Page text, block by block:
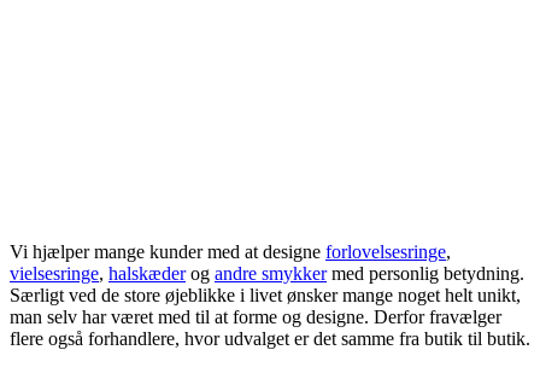
Vi hjælper mange kunder med at designe forlovelsesringe,
vielsesringe, halskæderog andre smykkermed personlig betydning.
Særligt ved de store øjeblikke i livet ønsker mange noget helt unikt,
man selv har været med til at forme og designe. Derfor fravælger
flere også forhandlere, hvor udvalget er det samme fra butik til butik.